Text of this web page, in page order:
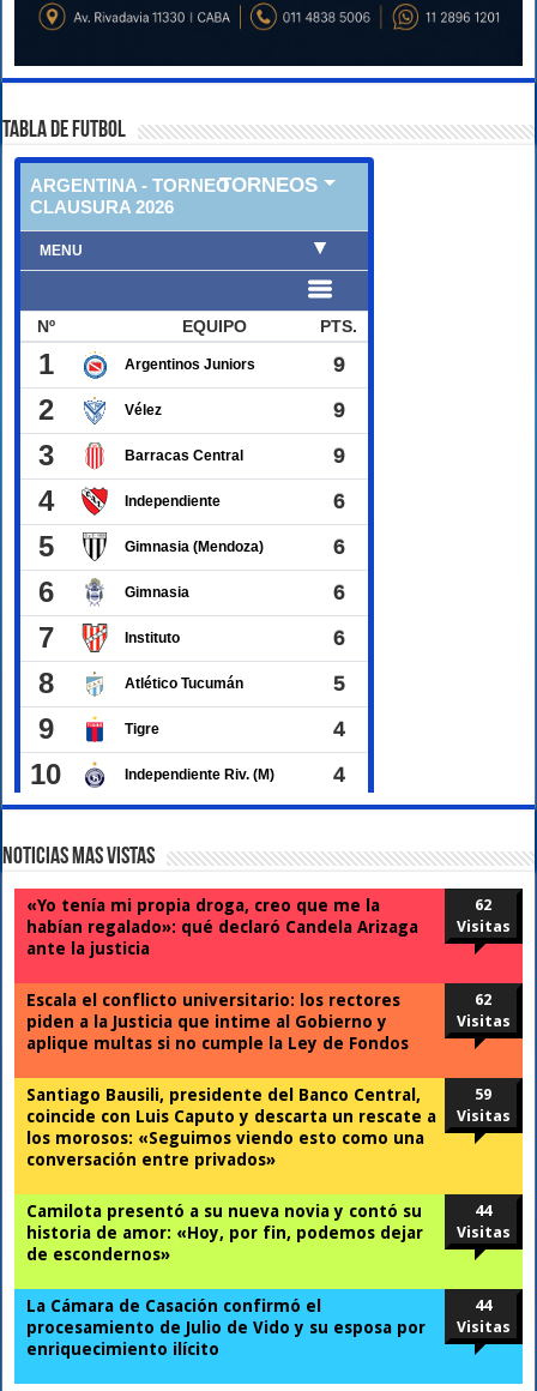
TABLA DE FUTBOL
Noticias Mas Vistas
«Yo tenía mi propia droga, creo que me la
habían regalado»: qué declaró Candela Arizaga
ante la justicia
62
Visitas
Escala el conflicto universitario: los rectores
piden a la Justicia que intime al Gobierno y
aplique multas si no cumple la Ley de Fondos
62
Visitas
Santiago Bausili, presidente del Banco Central,
coincide con Luis Caputo y descarta un rescate a
los morosos: «Seguimos viendo esto como una
conversación entre privados»
59
Visitas
Camilota presentó a su nueva novia y contó su
historia de amor: «Hoy, por fin, podemos dejar
de escondernos»
44
Visitas
La Cámara de Casación confirmó el
procesamiento de Julio de Vido y su esposa por
enriquecimiento ilícito
44
Visitas